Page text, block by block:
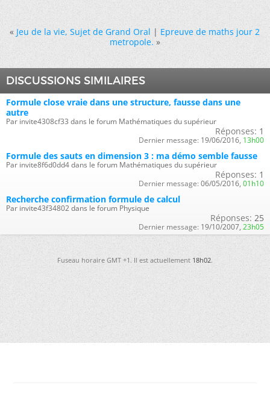
« Jeu de la vie, Sujet de Grand Oral|Epreuve de maths jour 2
metropole. »
DISCUSSIONS SIMILAIRES
Formule close vraie dans une structure, fausse dans une
autre
Par invite4308cf33 dans le forum Mathématiques du supérieur
Réponses: 1
Dernier message: 19/06/2016, 13h00
Formule des sauts en dimension 3 : ma démo semble fausse
Par invite8f6d0dd4 dans le forum Mathématiques du supérieur
Réponses: 1
Dernier message: 06/05/2016, 01h10
Recherche confirmation formule de calcul
Par invite43f34802 dans le forum Physique
Réponses: 25
Dernier message: 19/10/2007, 23h05
Fuseau horaire GMT +1. Il est actuellement18h02.